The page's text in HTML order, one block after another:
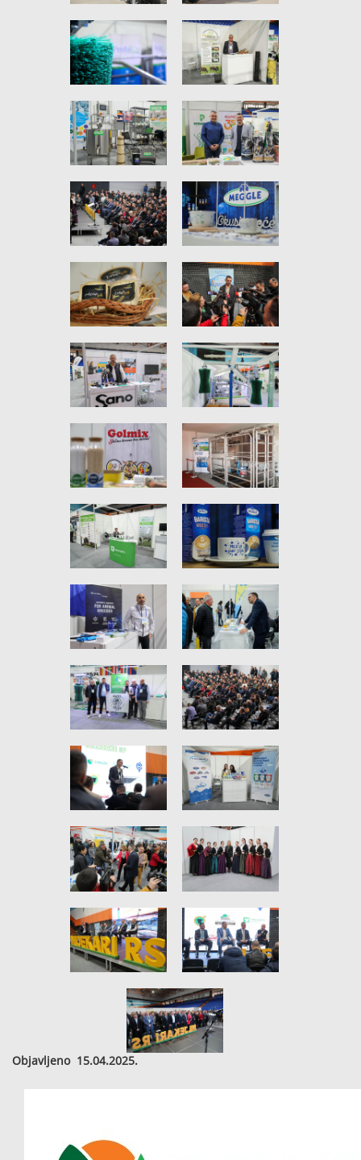
Objavljeno 15.04.2025.